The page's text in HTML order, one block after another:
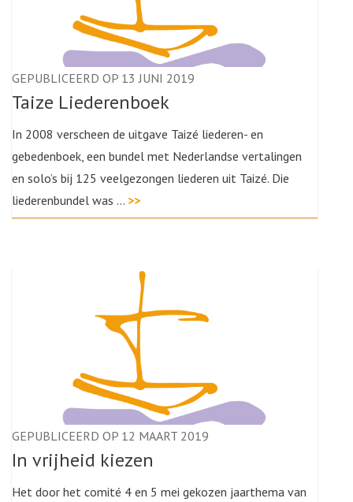
GEPUBLICEERD OP 13 JUNI 2019
Taize Liederenboek
In 2008 verscheen de uitgave Taizé liederen- en
gebedenboek, een bundel met Nederlandse vertalingen
en solo’s bij 125 veelgezongen liederen uit Taizé. Die
liederenbundel was … >>
GEPUBLICEERD OP 12 MAART 2019
In vrijheid kiezen
Het door het comité 4 en 5 mei gekozen jaarthema van